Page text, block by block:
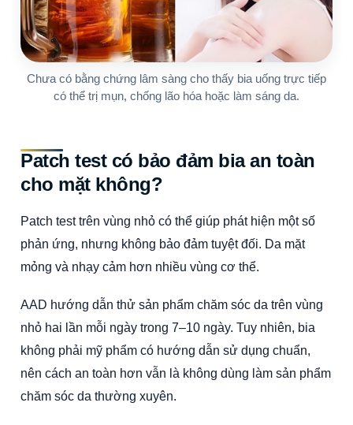
Chưa có bằng chứng lâm sàng cho thấy bia uống trực tiếp
có thể trị mụn, chống lão hóa hoặc làm sáng da.
Patch test có bảo đảm bia an toàn
cho mặt không?
Patch test trên vùng nhỏ có thể giúp phát hiện một số
phản ứng, nhưng không bảo đảm tuyệt đối. Da mặt
mỏng và nhạy cảm hơn nhiều vùng cơ thể.
AAD hướng dẫn thử sản phẩm chăm sóc da trên vùng
nhỏ hai lần mỗi ngày trong 7–10 ngày. Tuy nhiên, bia
không phải mỹ phẩm có hướng dẫn sử dụng chuẩn,
nên cách an toàn hơn vẫn là không dùng làm sản phẩm
chăm sóc da thường xuyên.